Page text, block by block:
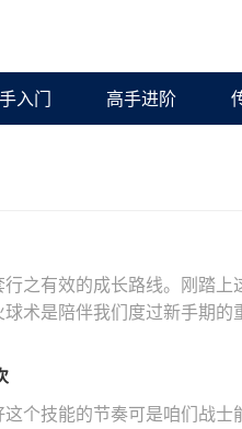
入门 高手进阶
之有效的成长路线。刚踏
术是陪伴我们度过新手期的
个技能的节奏可是咱们战士